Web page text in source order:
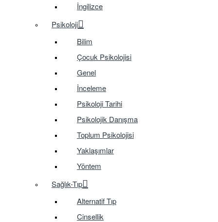
İngilizce
Psikoloji
Bilim
Çocuk Psikolojisi
Genel
İnceleme
Psikoloji Tarihi
Psikolojik Danışma
Toplum Psikolojisi
Yaklaşımlar
Yöntem
Sağlık-Tıp
Alternatif Tıp
Cinsellik